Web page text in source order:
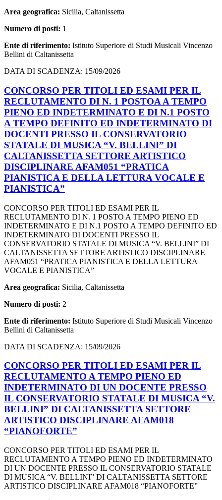
Area geografica: Sicilia, Caltanissetta
Numero di posti: 1
Ente di riferimento: Istituto Superiore di Studi Musicali Vincenzo
Bellini di Caltanissetta
DATA DI SCADENZA: 15/09/2026
CONCORSO PER TITOLI ED ESAMI PER IL
RECLUTAMENTO DI N. 1 POSTOA A TEMPO
PIENO ED INDETERMINATO E DI N.1 POSTO
A TEMPO DEFINITO ED INDETERMINATO DI
DOCENTI PRESSO IL CONSERVATORIO
STATALE DI MUSICA “V. BELLINI” DI
CALTANISSETTA SETTORE ARTISTICO
DISCIPLINARE AFAM051 “PRATICA
PIANISTICA E DELLA LETTURA VOCALE E
PIANISTICA”
CONCORSO PER TITOLI ED ESAMI PER IL
RECLUTAMENTO DI N. 1 POSTO A TEMPO PIENO ED
INDETERMINATO E DI N.1 POSTO A TEMPO DEFINITO ED
INDETERMINATO DI DOCENTI PRESSO IL
CONSERVATORIO STATALE DI MUSICA “V. BELLINI” DI
CALTANISSETTA SETTORE ARTISTICO DISCIPLINARE
AFAM051 “PRATICA PIANISTICA E DELLA LETTURA
VOCALE E PIANISTICA”
Area geografica: Sicilia, Caltanissetta
Numero di posti: 2
Ente di riferimento: Istituto Superiore di Studi Musicali Vincenzo
Bellini di Caltanissetta
DATA DI SCADENZA: 15/09/2026
CONCORSO PER TITOLI ED ESAMI PER IL
RECLUTAMENTO A TEMPO PIENO ED
INDETERMINATO DI UN DOCENTE PRESSO
IL CONSERVATORIO STATALE DI MUSICA “V.
BELLINI” DI CALTANISSETTA SETTORE
ARTISTICO DISCIPLINARE AFAM018
“PIANOFORTE”
CONCORSO PER TITOLI ED ESAMI PER IL
RECLUTAMENTO A TEMPO PIENO ED INDETERMINATO
DI UN DOCENTE PRESSO IL CONSERVATORIO STATALE
DI MUSICA “V. BELLINI” DI CALTANISSETTA SETTORE
ARTISTICO DISCIPLINARE AFAM018 “PIANOFORTE”